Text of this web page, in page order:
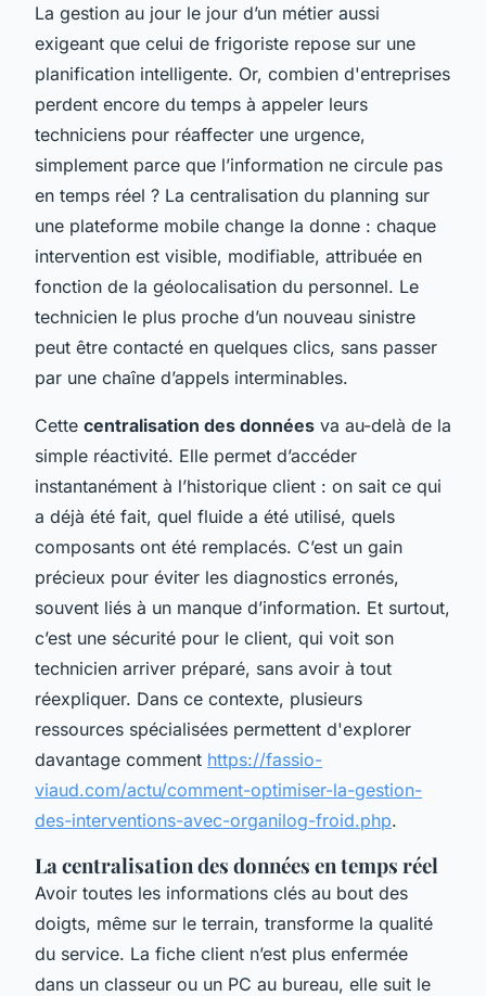
La gestion au jour le jour d’un métier aussi
exigeant que celui de frigoriste repose sur une
planification intelligente. Or, combien d'entreprises
perdent encore du temps à appeler leurs
techniciens pour réaffecter une urgence,
simplement parce que l’information ne circule pas
en temps réel ? La centralisation du planning sur
une plateforme mobile change la donne : chaque
intervention est visible, modifiable, attribuée en
fonction de la géolocalisation du personnel. Le
technicien le plus proche d’un nouveau sinistre
peut être contacté en quelques clics, sans passer
par une chaîne d’appels interminables.
Cette centralisation des données va au-delà de la
simple réactivité. Elle permet d’accéder
instantanément à l’historique client : on sait ce qui
a déjà été fait, quel fluide a été utilisé, quels
composants ont été remplacés. C’est un gain
précieux pour éviter les diagnostics erronés,
souvent liés à un manque d’information. Et surtout,
c’est une sécurité pour le client, qui voit son
technicien arriver préparé, sans avoir à tout
réexpliquer. Dans ce contexte, plusieurs
ressources spécialisées permettent d'explorer
davantage comment https://fassio-
viaud.com/actu/comment-optimiser-la-gestion-
des-interventions-avec-organilog-froid.php.
La centralisation des données en temps réel
Avoir toutes les informations clés au bout des
doigts, même sur le terrain, transforme la qualité
du service. La fiche client n’est plus enfermée
dans un classeur ou un PC au bureau, elle suit le